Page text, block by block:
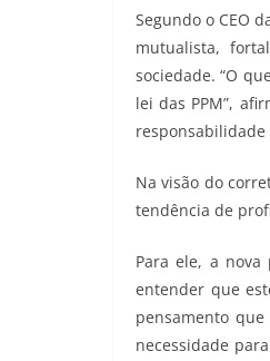
Segundo o CEO
mutualista,
sociedade. “O
lei das PPM”,
responsabilidade
Na visão do
tendência de
Para ele, a
entender que
pensamento
necessidade